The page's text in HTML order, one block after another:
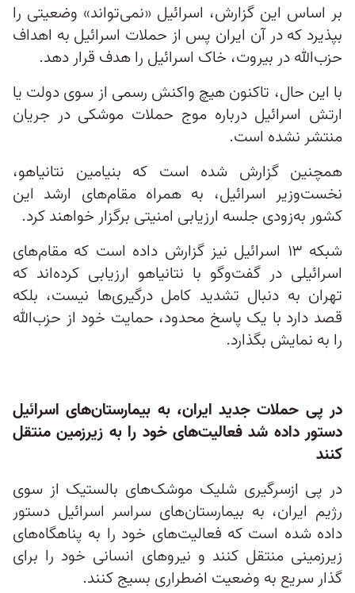
بر اساس این گزارش، اسرائیل «نمی‌تواند» وضعیتی را
بپذیرد که در آن ایران پس از حملات اسرائیل به اهداف
حزب‌الله در بیروت، خاک اسرائیل را هدف قرار دهد.
با این حال، تاکنون هیچ واکنش رسمی از سوی دولت یا
ارتش اسرائیل درباره موج حملات موشکی در جریان
منتشر نشده است.
همچنین گزارش شده است که بنیامین نتانیاهو،
نخست‌وزیر اسرائیل، به همراه مقام‌های ارشد این
کشور به‌زودی جلسه ارزیابی امنیتی برگزار خواهند کرد.
شبکه ۱۳ اسرائیل نیز گزارش داده است که مقام‌های
اسرائیلی در گفت‌وگو با نتانیاهو ارزیابی کرده‌اند که
تهران به دنبال تشدید کامل درگیری‌ها نیست، بلکه
قصد دارد با یک پاسخ محدود، حمایت خود از حزب‌الله
را به نمایش بگذارد.
در پی حملات جدید ایران، به بیمارستان‌های اسرائیل
دستور داده شد فعالیت‌های خود را به زیرزمین منتقل
کنند
در پی ازسرگیری شلیک موشک‌های بالستیک از سوی
رژیم ایران، به بیمارستان‌های سراسر اسرائیل دستور
داده شده است که فعالیت‌های خود را به پناهگاه‌های
زیرزمینی منتقل کنند و نیروهای انسانی خود را برای
گذار سریع به وضعیت اضطراری بسیج کنند.